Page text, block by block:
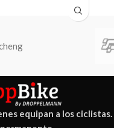
equipan a los